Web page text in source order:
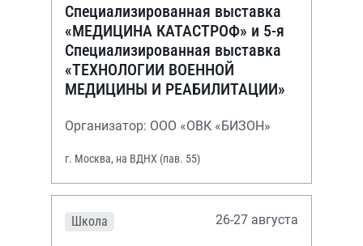
Специализированная выставка
«МЕДИЦИНА КАТАСТРОФ» и 5-я
Специализированная выставка
«ТЕХНОЛОГИИ ВОЕННОЙ
МЕДИЦИНЫ И РЕАБИЛИТАЦИИ»
Организатор: ООО «ОВК «БИЗОН»
г. Москва, на ВДНХ (пав. 55)
Школа 26-27 августа